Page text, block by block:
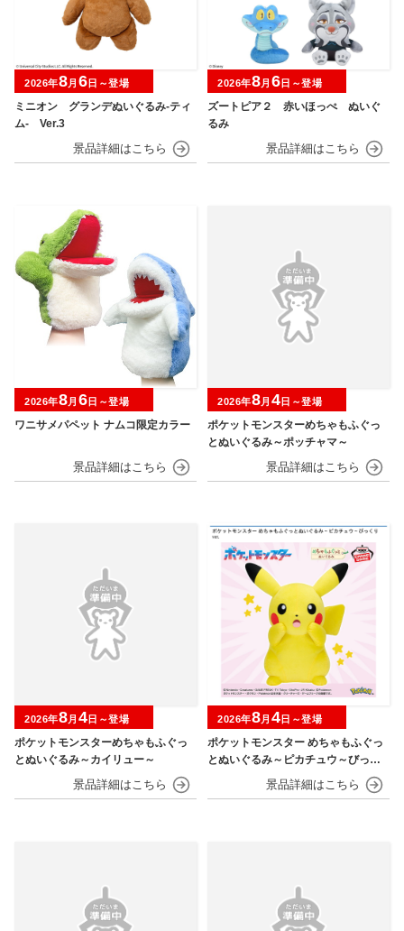
ミニオン グランデぬいぐるみ‐ティ
ム‐ Ver.3
2026年8月 6 日～登場
ズートピア２ 赤いほっぺ ぬいぐ
るみ
2026年8月 6 日～登場
ワニサメパペット ナムコ限定カラー
2026年8月 6日～登場
ポケットモンスターめちゃもふぐっ
とぬいぐるみ～ポッチャマ～
2026年8月 4日～登場
ポケットモンスターめちゃもふぐっ
とぬいぐるみ～カイリュー～
2026年8月 4日～登場
ポケットモンスター めちゃもふぐっ
とぬいぐるみ～ピカチュウ～びっく
2026年8月 4日～登場